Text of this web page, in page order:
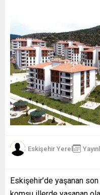
Eskişehir Yerel
Eskişehir’de yaşanan